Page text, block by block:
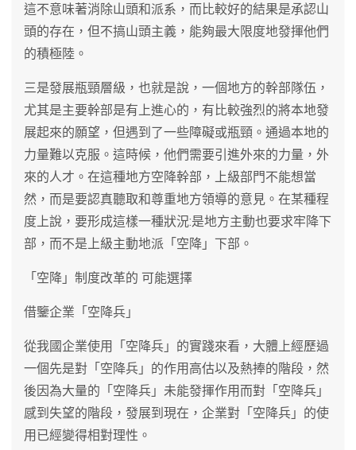
這不意味著消除山頭和派系，而比較好的結果是承認山
頭的存在，但不搞山頭主義，能夠最大限度地發揮他們
的積極陸。
三是發展瓶頸層級，也就是說，一個地方的幹部隊伍，
尤其是主要幹部是有上進心的，有比較強烈的將本地發
展起來的願望，但遇到了一些障礙或瓶頸。通過本地的
力量難以克服。這時候，他們需要引進外來的力量，外
來的人才。在這種地方空降幹部，上級部門不能想當
然，而是要認真聽取和尊重地方領導的意見。在某種程
度上說，要形成這樣一種狀況:是地方主動也要求牢降下
部，而不是上級主動地派「空降」下部。
「空降」制度改革的 可能選擇
借鑒企業「空降兵」
從我國企業使用「空降兵」的實踐來看，大體上經歷過
一個先是對「空降兵」的作用高估以及熱捧的階段，然
後因為大量的「空降兵」未能發揮作用而對「空降兵」
感到失望的階段，發展到現在，企業對「空降兵」的使
用已經變得相對理性。